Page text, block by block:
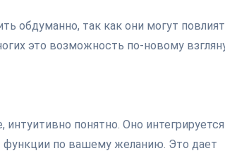
обдуманно, так как они могут
это возможность по-новому
понятно. Оно интегрируется
функции по вашему желанию. Это дает